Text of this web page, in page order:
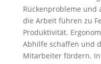
Rückenprobleme und
die Arbeit führen zu
Produktivität.
Abhilfe schaffen und
Mitarbeiter fördern.